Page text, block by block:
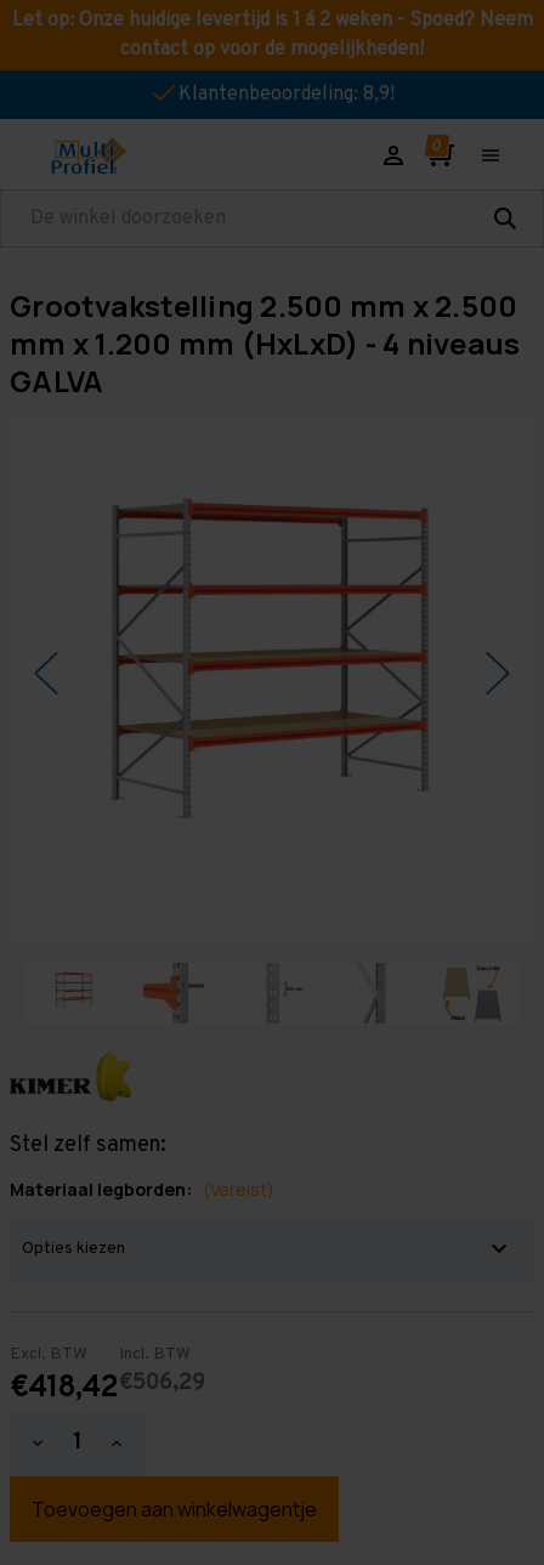
Let op: Onze huidige levertijd is 1 á 2 weken - Spoed? Neem
contact op voor de mogelijkheden!
Klantenbeoordeling: 8,9!
Zoeken
Grootvakstelling 2.500 mm x 2.500
mm x 1.200 mm (HxLxD) - 4 niveaus
GALVA
Stel zelf samen:
Materiaal legborden: (Vereist)
Excl. BTW
€418,42
Incl. BTW
€506,29
Hoeveelheid
verlagen
Grootvakstelling
mm
Hoeveelheid
verhogen
Grootvakstelling
mm